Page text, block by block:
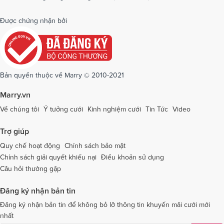
Dịch vụ cưới tại Quảng Bình
Dịch vụ cưới tại Quảng Ngãi
Dịch vụ cưới tại Quảng Ninh
Dịch vụ cưới tại Sóc Trăng Dịch vụ cưới tại Sơn La
Dịch vụ cưới tại Thái Bình Dịch vụ cưới tại Thanh Hóa
Dịch vụ cưới tại Thừa Thiên - Huế
Dịch vụ cưới tại An Giang Dịch vụ cưới tại Trà Vinh
Dịch vụ cưới tại Tuyên Quang Dịch vụ cưới tại Vĩnh Long
Dịch vụ cưới tại Bà Rịa - Vũng TàuDịch vụ cưới tại Bắc Giang
Dịch vụ cưới tại Bắc Kạn
Được chứng nhận bởi
Bản quyền thuộc về Marry © 2010-2021
Marry.vn
Về chúng tôi Ý tưởng cưới Kinh nghiệm cưới Tin Tức Video
Trợ giúp
Quy chế hoạt động
Chính sách bảo mật
Chính sách giải quyết khiếu nại Điều khoản sử dụng
Câu hỏi thường gặp
Đăng ký nhận bản tin
Đăng ký nhận bản tin để không bỏ lỡ thông tin khuyến mãi cưới mới
nhất